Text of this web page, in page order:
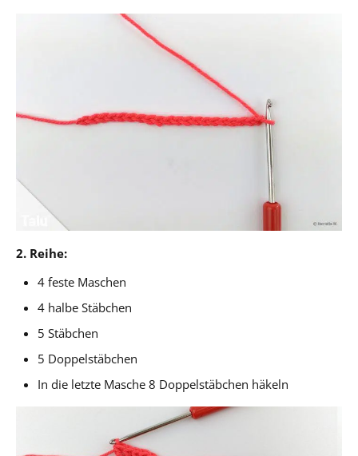
2. Reihe:
4 feste Maschen
4 halbe Stäbchen
5 Stäbchen
5 Doppelstäbchen
In die letzte Masche 8 Doppelstäbchen häkeln